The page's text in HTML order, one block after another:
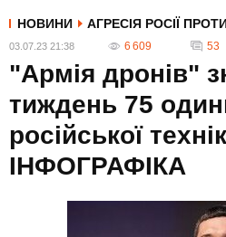
НОВИНИ АГРЕСІЯ РОСІЇ
03.07.23 21:38 6 609 53
"Армія дронів"
тиждень 75
російської
ІНФОГРАФІКА